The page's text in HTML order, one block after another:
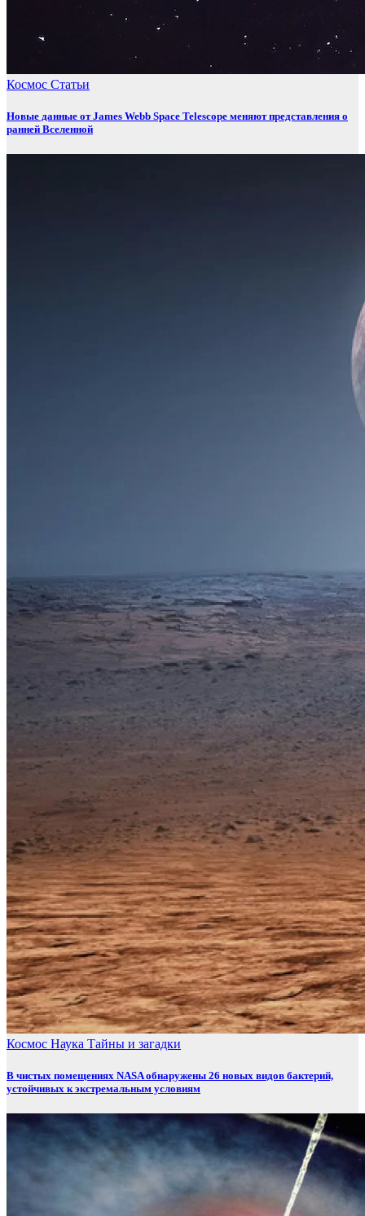
Космос Статьи
Новые данные от James Webb Space Telescope меняют представления о
ранней Вселенной
Космос Наука Тайны и загадки
В чистых помещениях NASA обнаружены 26 новых видов бактерий,
устойчивых к экстремальным условиям